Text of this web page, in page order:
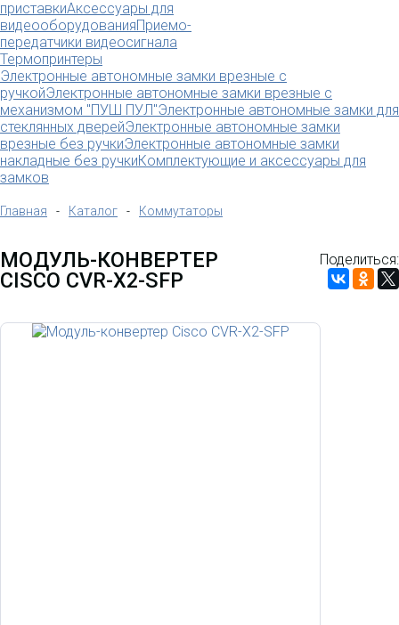
приставкиАксессуары для
видеооборудованияПриемо-
передатчики видеосигнала
Термопринтеры
Электронные автономные замки врезные с
ручкойЭлектронные автономные замки врезные с
механизмом "ПУШ ПУЛ"Электронные автономные замки для
стеклянных дверейЭлектронные автономные замки
врезные без ручкиЭлектронные автономные замки
накладные без ручкиКомплектующие и аксессуары для
замков
Главная - Каталог - Коммутаторы
МОДУЛЬ-КОНВЕРТЕР
CISCO CVR-X2-SFP
Поделиться: